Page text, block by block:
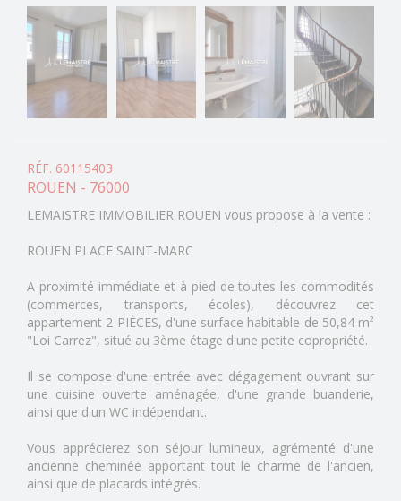
RÉF. 60115403
ROUEN - 76000
LEMAISTRE IMMOBILIER ROUEN vous propose à la vente :
ROUEN PLACE SAINT-MARC
A proximité immédiate et à pied de toutes les commodités
(commerces, transports, écoles), découvrez cet
appartement 2 PIÈCES, d'une surface habitable de 50,84 m²
"Loi Carrez", situé au 3ème étage d'une petite copropriété.
Il se compose d'une entrée avec dégagement ouvrant sur
une cuisine ouverte aménagée, d'une grande buanderie,
ainsi que d'un WC indépendant.
Vous apprécierez son séjour lumineux, agrémenté d'une
ancienne cheminée apportant tout le charme de l'ancien,
ainsi que de placards intégrés.